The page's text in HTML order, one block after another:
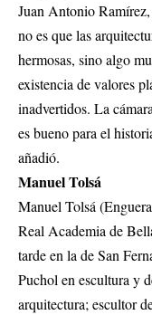
Juan Antonio
no es que las
hermosas, sino algo
existencia de valores
inadvertidos. La
es bueno para el
añadió.
Manuel Tolsá
Manuel Tolsá
Real Academia de
tarde en la de San
Puchol en escultura y
arquitectura; escultor